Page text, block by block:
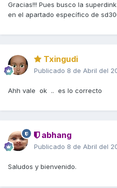
Gracias!!! Pues busco la
en el apartado específico de
Txingudi
Publicado 8 de Abril del
Ahh vale ok .. es lo correcto
abhang
Publicado 8 de Abril del
Saludos y bienvenido.